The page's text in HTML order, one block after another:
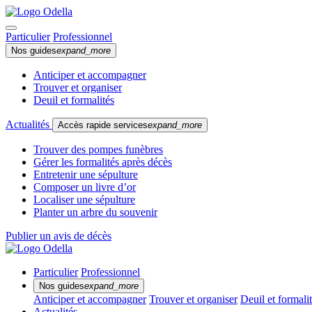
Particulier Professionnel
Nos guidesexpand_more
Anticiper et accompagner
Trouver et organiser
Deuil et formalités
Actualités Accès rapide servicesexpand_more
Trouver des pompes funèbres
Gérer les formalités après décès
Entretenir une sépulture
Composer un livre d’or
Localiser une sépulture
Planter un arbre du souvenir
Publier un avis de décès
Particulier Professionnel
Nos guidesexpand_more
Anticiper et accompagner Trouver et organiser Deuil et